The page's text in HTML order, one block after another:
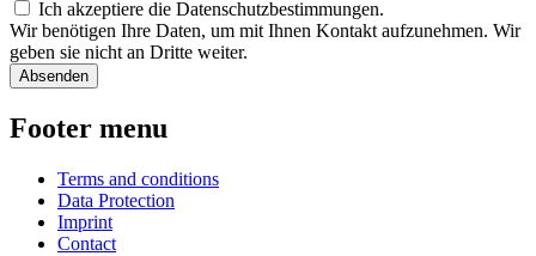
Ich akzeptiere die Datenschutzbestimmungen.
Wir benötigen Ihre Daten, um mit Ihnen Kontakt aufzunehmen. Wir
geben sie nicht an Dritte weiter.
Footer menu
Terms and conditions
Data Protection
Imprint
Contact